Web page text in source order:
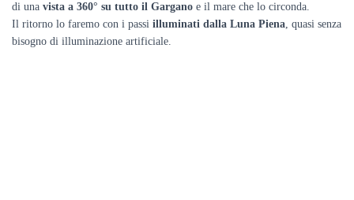
di una vista a 360° su tutto il Gargano e il mare che lo circonda.
Il ritorno lo faremo con i passi illuminati dalla Luna Piena, quasi senza
bisogno di illuminazione artificiale.